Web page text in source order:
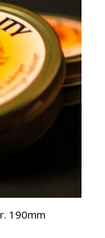
190mm